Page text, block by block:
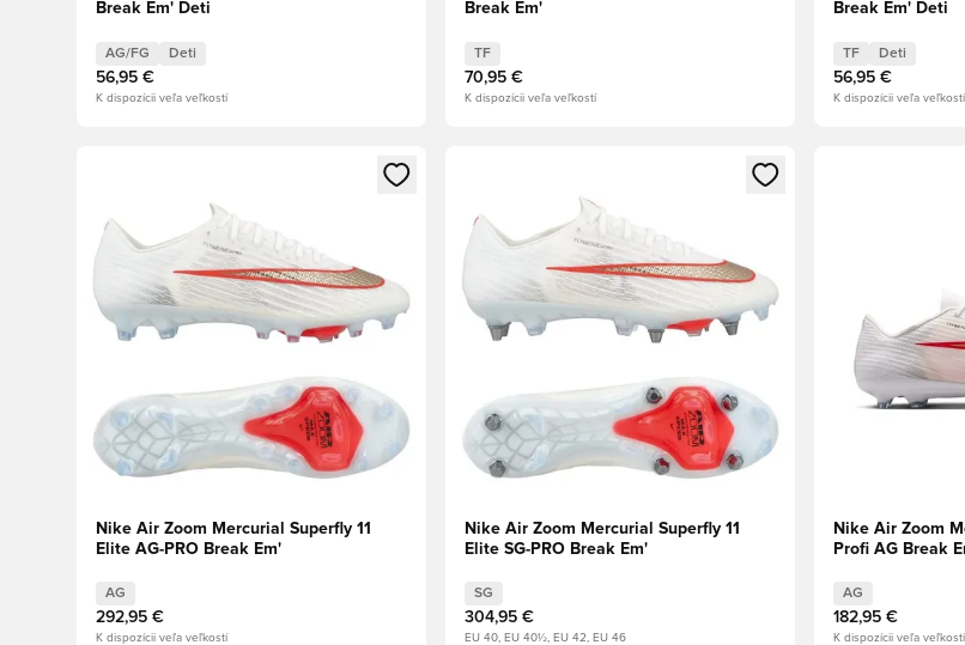
Break Em' Deti
AG/FG Deti
56,95 €
K dispozícii veľa veľkostí
Break Em'
TF
70,95 €
K dispozícii veľa veľkostí
Break Em' Deti
TF Deti
56,95 €
K dispozícii veľa veľkostí
Otvorí modál na prihlásenie alebo registráciu ako člen
Nike Air Zoom Mercurial Superfly 11
Elite AG-PRO Break Em'
AG
292,95 €
K dispozícii veľa veľkostí
Otvorí modál na prihlásenie alebo registráciu ako člen
Nike Air Zoom Mercurial Superfly 11
Elite SG-PRO Break Em'
SG
304,95 €
EU 40, EU 40½, EU 42, EU 46
Otvorí modál
Nike Air Zoom
Profi AG Break
AG
182,95 €
K dispozícii veľa veľkostí